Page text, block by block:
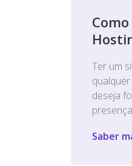
Ter um
deseja
Saber